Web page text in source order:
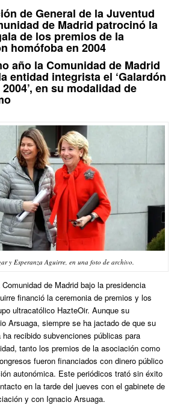
de General de la Juventud
de Madrid patrocinó la
de los premios de la
homófoba en 2004
año la Comunidad de Madrid
entidad integrista el ‘Galardón
en su modalidad de
y Esperanza Aguirre, en una foto de archivo.
de Madrid bajo la presidencia
financió la ceremonia de premios y los
ultracatólico HazteOir. Aunque su
Arsuaga, siempre se ha jactado de que su
recibido subvenciones públicas para
tanto los premios de la asociación como
fueron financiados con dinero público
autonómica. Este periódicos trató sin éxito
en la tarde del jueves con el gabinete de
y con Ignacio Arsuaga.